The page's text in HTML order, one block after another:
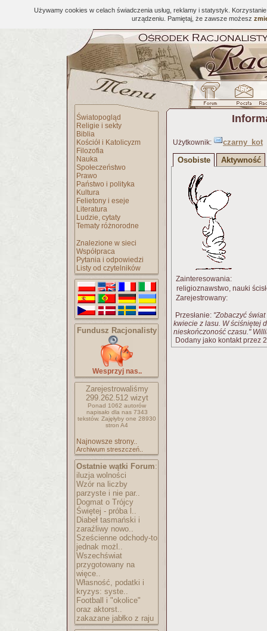
Używamy cookies w celach świadczenia usług, reklamy i statystyk.
urządzeniu. Pamiętaj, że zawsze możesz
Światopogląd
Religie i sekty
Biblia
Kościół i Katolicyzm
Filozofia
Nauka
Społeczeństwo
Prawo
Państwo i polityka
Kultura
Felietony i eseje
Literatura
Ludzie, cytaty
Tematy różnorodne
Znalezione w sieci
Współpraca
Pytania i odpowiedzi
Listy od czytelników
Fundusz Racjonalisty
Wesprzyj nas..
Zarejestrowaliśmy
299.262.512wizyt
Ponad 1062 autorów
napisało dla nas 7343
tekstów. Zajęłyby one 28930
stron A4
Najnowsze strony..
Archiwum streszczeń..
Ostatnie wątki Forum:
iluzja wolności
Wzór na liczby
parzyste i nie par..
Dogmat o Trójcy
Świętej - próba l..
Diabeł tasmański i
zaraźliwy nowo..
Sześcienne odchody-to
jednak możl..
Wszechświat
przygotowany na
więce..
Własność, podatki i
kryzys: syste..
Football i "okolice"
oraz aktorst..
zakazane jabłko z raju
Użytkownik:
czarny_kot
Osobiste
Aktywność
Zainteresowania:
religioznawstwo, nauki
Zarejestrowany:
Przesłanie: "Zobaczyć
kwiecie z lasu. W ściśniętej
nieskończoność czasu."
Dodany jako kontakt przez